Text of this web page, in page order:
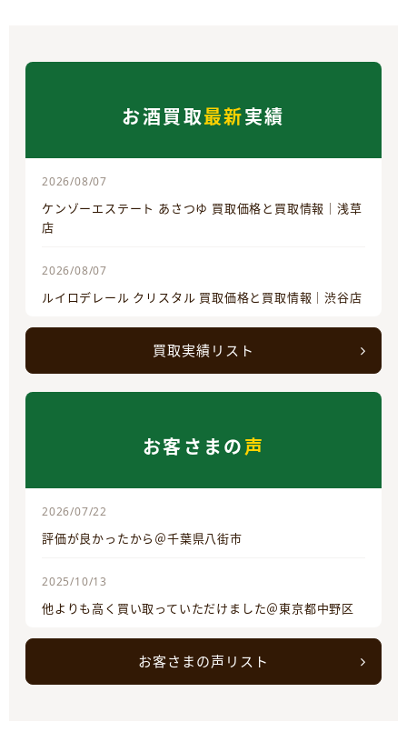
お酒買取最新実績
2026/08/07
ケンゾーエステート あさつゆ 買取価格と買取情報｜浅草
店
2026/08/07
ルイロデレール クリスタル 買取価格と買取情報｜渋谷店
買取実績リスト
お客さまの声
2026/07/22
評価が良かったから＠千葉県八街市
2025/10/13
他よりも高く買い取っていただけました＠東京都中野区
お客さまの声リスト